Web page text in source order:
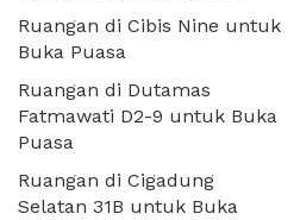
Ruangan di Cibis Nine untuk
Buka Puasa
Ruangan di Dutamas
Fatmawati D2-9 untuk Buka
Puasa
Ruangan di Cigadung
Selatan 31B untuk Buka